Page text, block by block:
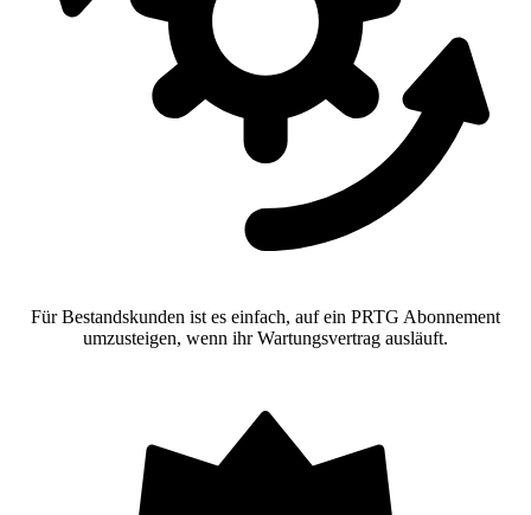
Für Bestandskunden ist es einfach, auf ein PRTG Abonnement
umzusteigen, wenn ihr Wartungsvertrag ausläuft.